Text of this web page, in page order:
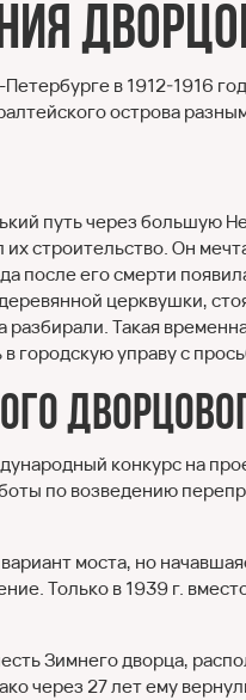
в 1912-1916
острова
путь через большую
строительство. Он
после его смерти
церквушки,
разбирали. Такая
городскую управу с
конкурс на
по возведению
моста, но
Только в 1939 г.
Зимнего дворца,
через 27 лет ему